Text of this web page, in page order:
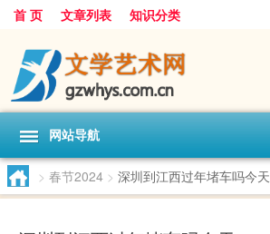
首 页 文章列表 知识分类
网站导航
> 春节2024 > 深圳到江西过年堵车吗今天